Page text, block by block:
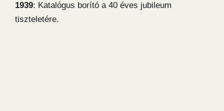
1939: Katalógus borító a 40 éves jubileum
tiszteletére.